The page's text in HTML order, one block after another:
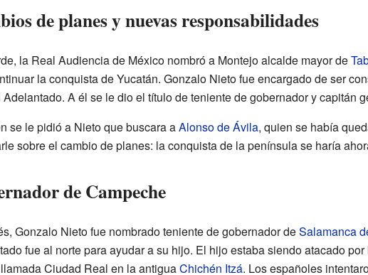
de planes y nuevas responsabilidades
la Real Audiencia de México nombró a Montejo alcalde mayor de
la conquista de Yucatán. Gonzalo Nieto fue encargado de ser
A él se le dio el título de teniente de gobernador y capitán
se le pidió a Nieto que buscara aAlonso de Ávila, quien se había
sobre el cambio de planes: la conquista de la península se haría
de Campeche
Gonzalo Nieto fue nombrado teniente de gobernador deSalamanca
fue al norte para ayudar a su hijo. El hijo estaba siendo atacado
Ciudad Real en la antiguaChichén Itzá. Los españoles